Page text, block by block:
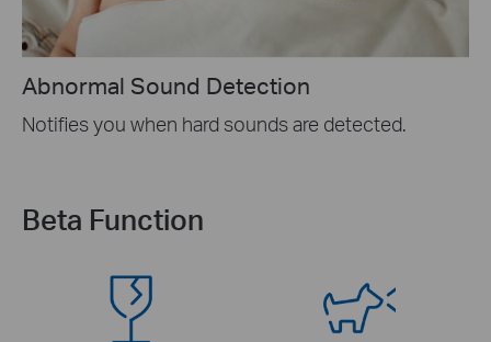
Abnormal Sound Detection
Notifies you when hard sounds are detected.
Beta Function